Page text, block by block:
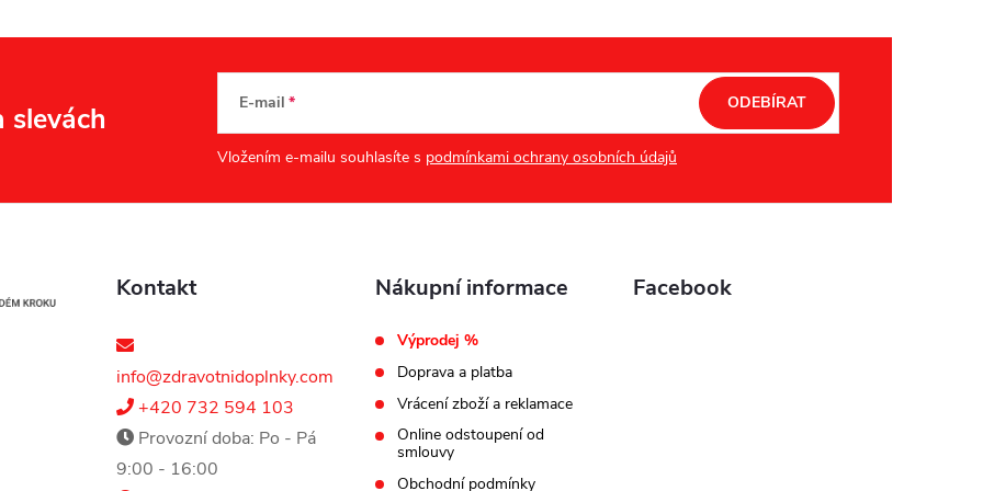
slevách E-mail
Vložením e-mailu souhlasíte s podmínkami ochrany osobních údajů
ODEBÍRAT
Kontakt
info@zdravotnidoplnky.com
+420 732 594 103
Provozní doba: Po - Pá
9:00 - 16:00
Nákupní informace
Výprodej %
Doprava a platba
Vrácení zboží a reklamace
Online odstoupení od
smlouvy
Obchodní podmínky
Facebook